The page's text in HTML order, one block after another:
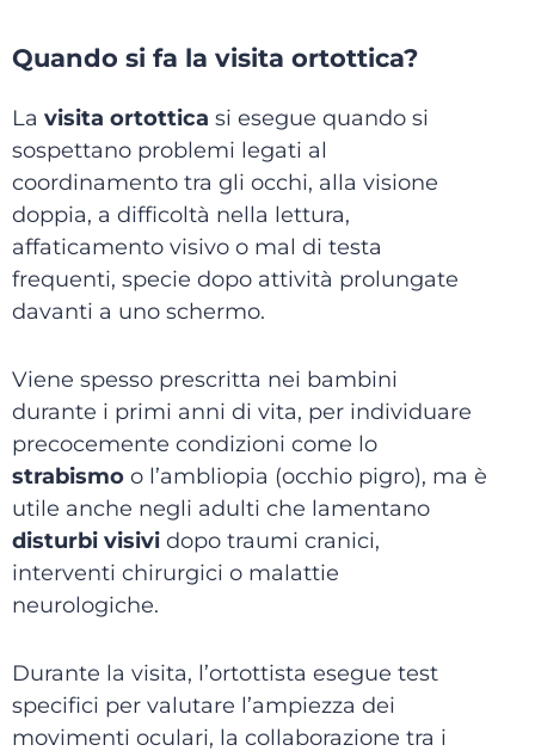
Quando si fa la visita ortottica?
La visita ortottica si esegue quando si
sospettano problemi legati al
coordinamento tra gli occhi, alla visione
doppia, a difficoltà nella lettura,
affaticamento visivo o mal di testa
frequenti, specie dopo attività prolungate
davanti a uno schermo.
Viene spesso prescritta nei bambini
durante i primi anni di vita, per individuare
precocemente condizioni come lo
strabismo o l’ambliopia (occhio pigro), ma è
utile anche negli adulti che lamentano
disturbi visivi dopo traumi cranici,
interventi chirurgici o malattie
neurologiche.
Durante la visita, l’ortottista esegue test
specifici per valutare l’ampiezza dei
movimenti oculari, la collaborazione tra i